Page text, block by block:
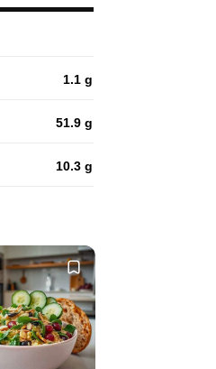
1.1 g
51.9 g
10.3 g